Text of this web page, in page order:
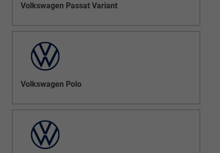
Volkswagen Passat Variant
Volkswagen Polo